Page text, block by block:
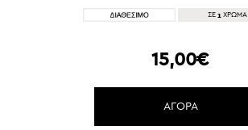
ΣΕ 1 ΧΡΩΜΑ
15,00€
ΑΓΟΡΑ